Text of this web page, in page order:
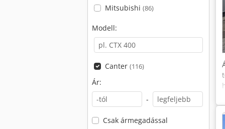
Mitsubishi (86)
Modell:
Canter (116)
Ár:
-
Csak ármegadással